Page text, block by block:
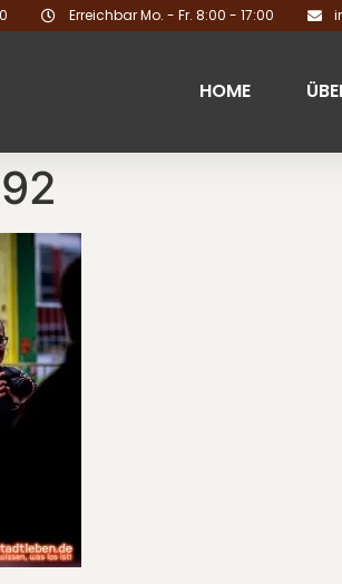
Erreichbar Mo. - Fr. 8:00 - 17:00
HOME